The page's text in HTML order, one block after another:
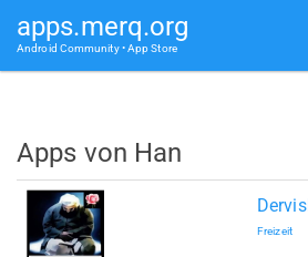
apps.merq.org
Android Community • App Store
Apps von Han
Freizeit